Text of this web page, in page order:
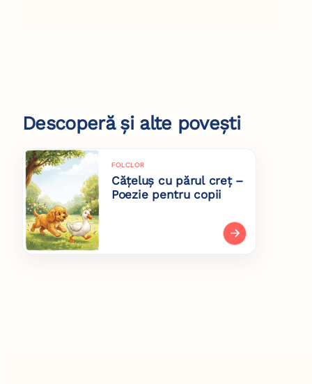
Descoperă și alte povești
FOLCLOR
Cățeluș cu părul creț –
Poezie pentru copii